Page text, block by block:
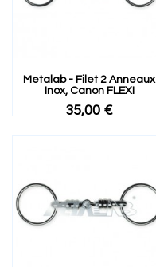
Metalab - Filet 2 Anneaux
Inox, Canon FLEXI
35,00 €